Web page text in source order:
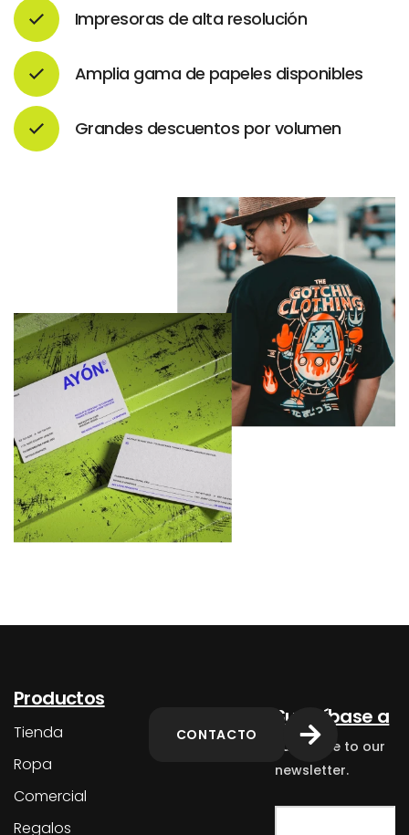
Impresoras de alta resolución
Amplia gama de papeles disponibles
Grandes descuentos por volumen
Productos
Tienda
Ropa
Comercial
Regalos
CONTACTO
Suscríbase a
Subscribe to our
newsletter.